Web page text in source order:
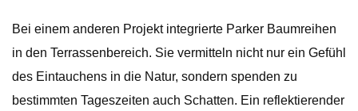
Bei einem anderen Projekt integrierte Parker Baumreihen
in den Terrassenbereich. Sie vermitteln nicht nur ein Gefühl
des Eintauchens in die Natur, sondern spenden zu
bestimmten Tageszeiten auch Schatten. Ein reflektierender